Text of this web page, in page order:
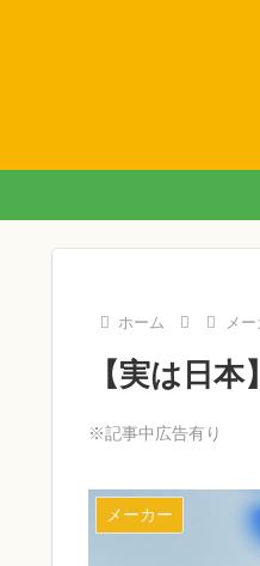
ホーム メ
【実は日
※記事中広告有り
メーカー